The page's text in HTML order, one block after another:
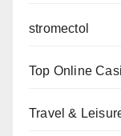
stromectol
Top Online
Travel &